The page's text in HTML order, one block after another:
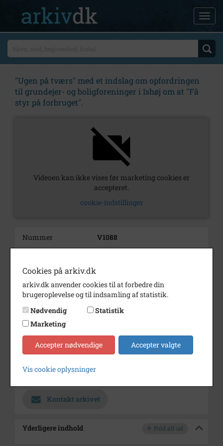
"Ugen på tværs" med et indslag om opfordringen
til grundejer- og boligforeninger i Ishøj om at "Få
styr på forbruget".
Videoen kan ikke vises før marketing cookies er
accepteret.
cookie-indstillinger
Nummer
V1088
Årstal
Dateringsnote
29-01-2001
Varighed
8 min 2 sek
Se på kort
Type
Kommune (1970-2050)
Kontakt arkivet
Yderligere indhold Fold alt ud
Cookies på arkiv.dk
arkiv.dk anvender cookies til at forbedre din
brugeroplevelse og til indsamling af statistik.
Nødvendig
Statistik
Marketing
Accepter nødvendige Accepter valgte
Vis cookie oplysninger